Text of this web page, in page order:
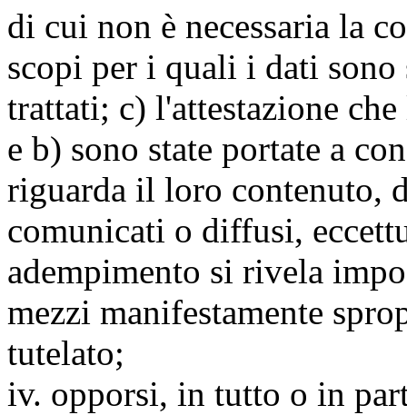
di cui non è necessaria la
scopi per i quali i dati sono
trattati; c) l'attestazione
e b) sono state portate a
riguarda il loro contenuto,
comunicati o diffusi,
adempimento si rivela
mezzi manifestamente
tutelato;
iv. opporsi, in tutto o in